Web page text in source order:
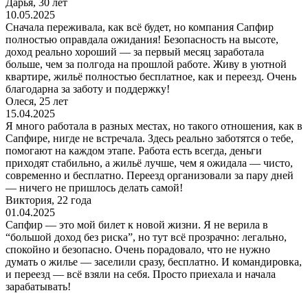
Дарья, 30 лет
10.05.2025
Сначала переживала, как всё будет, но компания Сапфир
полностью оправдала ожидания! Безопасность на высоте,
доход реально хороший — за первый месяц заработала
больше, чем за полгода на прошлой работе. Живу в уютной
квартире, жильё полностью бесплатное, как и переезд. Очень
благодарна за заботу и поддержку!
Олеся, 25 лет
15.04.2025
Я много работала в разных местах, но такого отношения, как в
Сапфире, нигде не встречала. Здесь реально заботятся о тебе,
помогают на каждом этапе. Работа есть всегда, деньги
приходят стабильно, а жильё лучше, чем я ожидала — чисто,
современно и бесплатно. Переезд организовали за пару дней
— ничего не пришлось делать самой!
Виктория, 22 года
01.04.2025
Сапфир — это мой билет к новой жизни. Я не верила в
“большой доход без риска”, но тут всё прозрачно: легально,
спокойно и безопасно. Очень порадовало, что не нужно
думать о жилье — заселили сразу, бесплатно. И командировка,
и переезд — всё взяли на себя. Просто приехала и начала
зарабатывать!